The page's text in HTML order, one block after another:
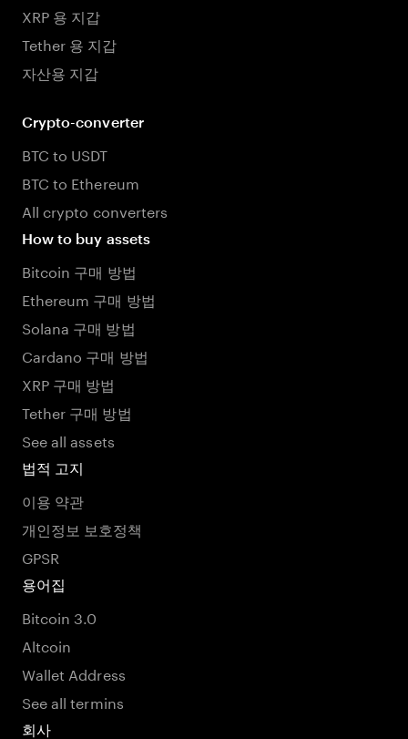
XRP 용 지갑
Tether 용 지갑
자산용 지갑
Crypto-converter
BTC to USDT
BTC to Ethereum
All crypto converters
How to buy assets
Bitcoin 구매 방법
Ethereum 구매 방법
Solana 구매 방법
Cardano 구매 방법
XRP 구매 방법
Tether 구매 방법
See all assets
법적 고지
이용 약관
개인정보 보호정책
GPSR
용어집
Bitcoin 3.0
Altcoin
Wallet Address
See all termins
회사